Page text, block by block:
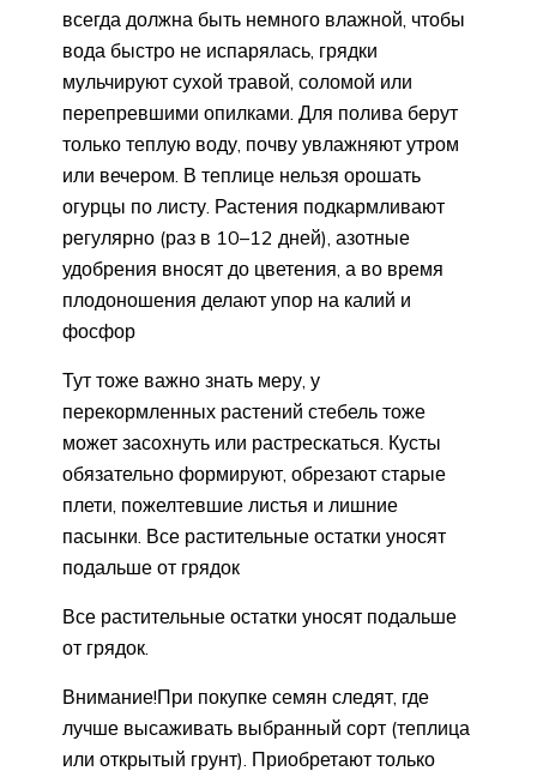
всегда должна быть немного влажной, чтобы
вода быстро не испарялась, грядки
мульчируют сухой травой, соломой или
перепревшими опилками. Для полива берут
только теплую воду, почву увлажняют утром
или вечером. В теплице нельзя орошать
огурцы по листу. Растения подкармливают
регулярно (раз в 10–12 дней), азотные
удобрения вносят до цветения, а во время
плодоношения делают упор на калий и
фосфор
Тут тоже важно знать меру, у
перекормленных растений стебель тоже
может засохнуть или растрескаться. Кусты
обязательно формируют, обрезают старые
плети, пожелтевшие листья и лишние
пасынки. Все растительные остатки уносят
подальше от грядок
Все растительные остатки уносят подальше
от грядок.
Внимание!При покупке семян следят, где
лучше высаживать выбранный сорт (теплица
или открытый грунт). Приобретают только